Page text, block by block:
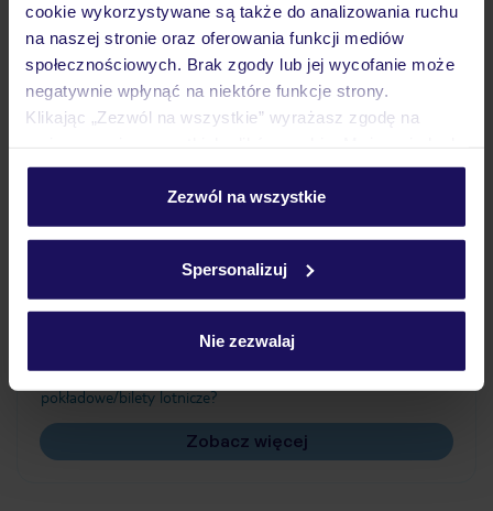
cookie wykorzystywane są także do analizowania ruchu
na naszej stronie oraz oferowania funkcji mediów
społecznościowych. Brak zgody lub jej wycofanie może
negatywnie wpłynąć na niektóre funkcje strony.
Klikając „Zezwól na wszystkie” wyrażasz zgodę na
personalizować swój wybór wchodząc w zakładkę
Szczegółowe informacje o plikach cookie znajdziesz
Zezwól na wszystkie
Spersonalizuj
Nie zezwalaj
Wyżywienie
Atrakcje
Ważne informacje
Czy w Hotelu będzie przedstawiciel TUI?
pokładowe/bilety lotnicze?
Zobacz więcej